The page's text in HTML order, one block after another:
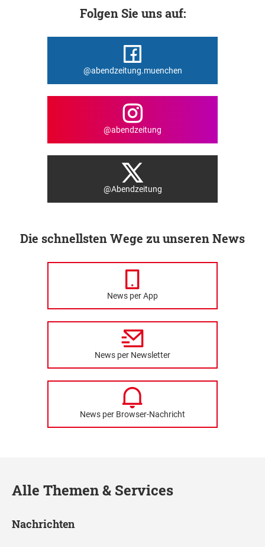
Folgen Sie uns auf:
@abendzeitung.muenchen
@abendzeitung
@Abendzeitung
Die schnellsten Wege zu unseren News
News per App
News per Newsletter
News per Browser-Nachricht
Alle Themen & Services
Nachrichten